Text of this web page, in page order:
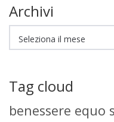
Archivi
Tag cloud
benessere equo